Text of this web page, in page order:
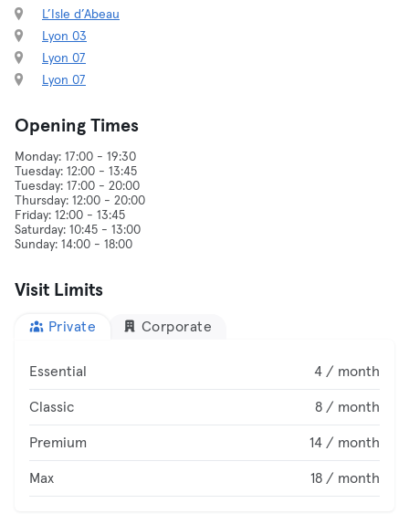
L’Isle d’Abeau
Lyon 03
Lyon 07
Lyon 07
Opening Times
Monday: 17:00 - 19:30
Tuesday: 12:00 - 13:45
Tuesday: 17:00 - 20:00
Thursday: 12:00 - 20:00
Friday: 12:00 - 13:45
Saturday: 10:45 - 13:00
Visit Limits
Private Corporate
Essential 4 / month
Classic 8 / month
Premium 14 / month
Max 18 / month